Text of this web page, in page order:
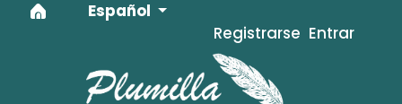
Ir al menú de navegación principal
Ir al contenido principal
Ir al pie de página del sitio
Idioma
Español
Registrarse Entrar